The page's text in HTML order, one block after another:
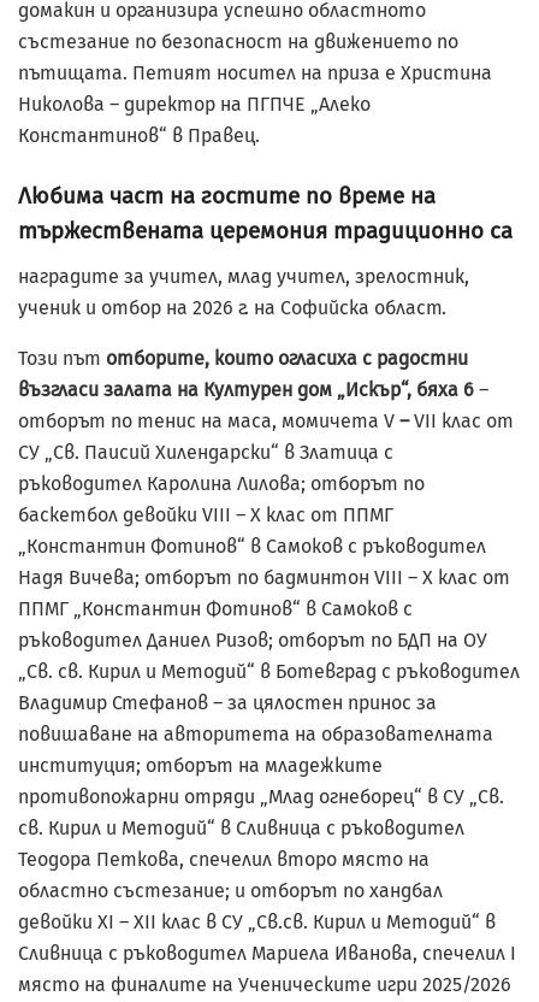
домакин и организира успешно областното
състезание по безопасност на движението по
пътищата. Петият носител на приза е Христина
Николова – директор на ПГПЧЕ „Алеко
Константинов“ в Правец.
Любима част на гостите по време на
тържествената церемония традиционно са
наградите за учител, млад учител, зрелостник,
ученик и отбор на 2026 г. на Софийска област.
Този път отборите, които огласиха с радостни
възгласи залата на Културен дом „Искър“, бяха 6 –
отборът по тенис на маса, момичета V –VII клас от
СУ „Св. Паисий Хилендарски“ в Златица с
ръководител Каролина Лилова; отборът по
баскетбол девойки VIII – X клас от ППМГ
„Константин Фотинов“ в Самоков с ръководител
Надя Вичева; отборът по бадминтон VIII – X клас от
ППМГ „Константин Фотинов“ в Самоков с
ръководител Даниел Ризов; отборът по БДП на ОУ
„Св. св. Кирил и Методий“ в Ботевград с ръководител
Владимир Стефанов – за цялостен принос за
повишаване на авторитета на образователната
институция; отборът на младежките
противопожарни отряди „Млад огнеборец“ в СУ „Св.
св. Кирил и Методий“ в Сливница с ръководител
Теодора Петкова, спечелил второ място на
областно състезание; и отборът по хандбал
девойки XI – XII клас в СУ „Св.св. Кирил и Методий“ в
Сливница с ръководител Мариела Иванова, спечелил I
място на финалите на Ученическите игри 2025/2026